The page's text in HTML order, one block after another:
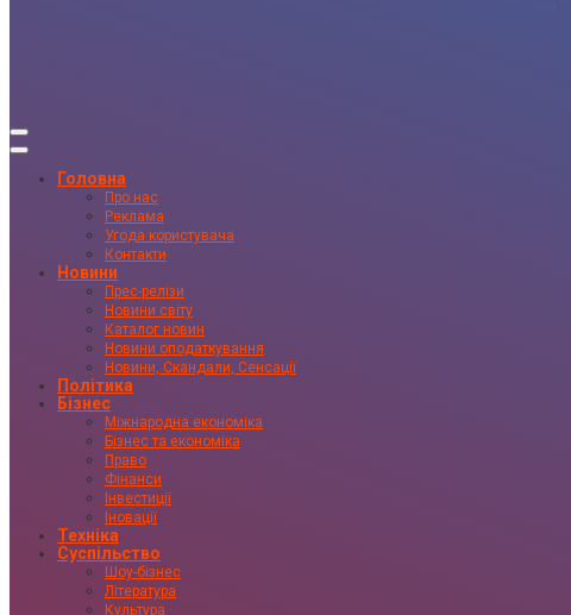
Головна
Про нас
Реклама
Угода користувача
Контакти
Новини
Прес-релізи
Новини світу
Каталог новин
Новини оподаткування
Новини, Скандали, Сенсації
Політика
Бізнес
Міжнародна економіка
Бізнес та економіка
Право
Фінанси
Інвестиції
Іновації
Техніка
Суспільство
Шоу-бізнес
Література
Культура